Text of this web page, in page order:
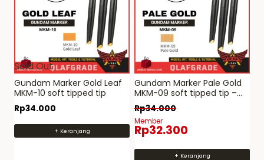
Sold Out
Gundam Marker Gold Leaf
MKM-10 soft tipped tip
Rp34.000
+ Keranjang
Gundam Marker Pale Gold
MKM-09 soft tipped tip –
marker hobby acrylic
dspiae
Rp34.000
Member
Rp32.300
+ Keranjang